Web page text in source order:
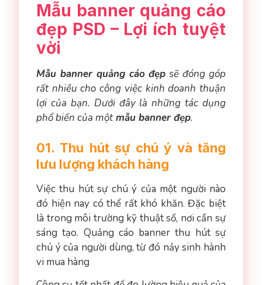
Mẫu banner quảng cáo
đẹp PSD – Lợi ích tuyệt
vời
Mẫu banner quảng cáo đẹp sẽ đóng góp
rất nhiều cho công việc kinh doanh thuận
lợi của bạn. Dưới đây là những tác dụng
phổ biến của mộtmẫu banner đẹp.
01. Thu hút sự chú ý và tăng
lưu lượng khách hàng
Việc thu hút sự chú ý của một người nào
đó hiện nay có thể rất khó khăn. Đặc biệt
là trong môi trường kỹ thuật số, nơi cần sự
sáng tạo. Quảng cáo banner thu hút sự
chú ý của người dùng, từ đó nảy sinh hành
vi mua hàng